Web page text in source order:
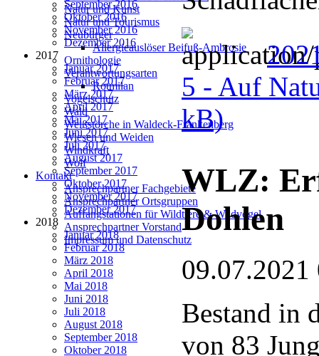
Natur und Kunst
Natur und Tourismus
Neubürger
Allergieauslöser Beifuß-Ambrosie
Ornithologie
Verantwortungsarten
Rotmilan
Vogelschutz
Wald
Weißstörche in Waldeck-Frankenberg
Wiesen und Weiden
Windkraft
Wolf
Kontakt
Ansprechpartner Fachgebiete
Ansprechpartner Ortsgruppen
Auffangstationen für Wildtiere & Wildvögel
Ansprechpartner Vorstand
Impressum und Datenschutz
September 2016
Oktober 2016
November 2016
Dezember 2016
2017
Januar 2017
Februar 2017
März 2017
April 2017
Mai 2017
Juni 2017
Juli 2017
August 2017
September 2017
Oktober 2017
November 2017
Dezember 2017
2018
Januar 2018
Februar 2018
März 2018
April 2018
Mai 2018
Juni 2018
Juli 2018
August 2018
September 2018
Oktober 2018
5 - Auf
kB)
WLZ:
Dohlen
09.07.2021
Bestand in
von 83